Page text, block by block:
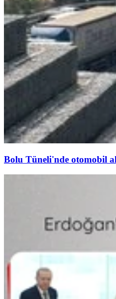
Bolu Tüneli'nde otomobil